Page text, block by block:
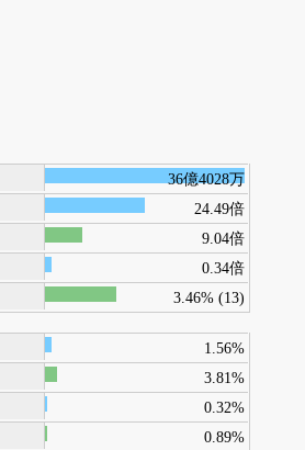
36億4028万
24.49倍
9.04倍
0.34倍
3.46% (13)
1.56%
3.81%
0.32%
0.89%